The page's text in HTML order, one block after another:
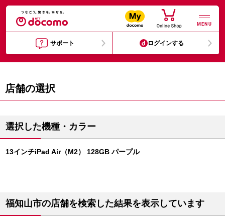
MENU
サポート ログインする
店舗の選択
選択した機種・カラー
13インチiPad Air（M2） 128GB パープル
福知山市の店舗を検索した結果を表示しています